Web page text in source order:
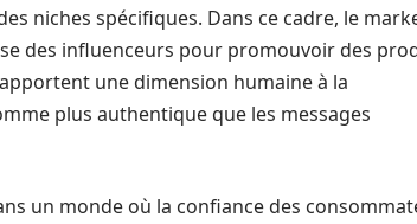
niches spécifiques. Dans ce cadre, le
des influenceurs pour promouvoir des
une dimension humaine à la
plus authentique que les messages
un monde où la confiance des